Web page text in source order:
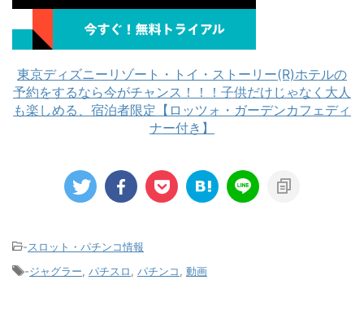
東京ディズニーリゾート・トイ・ストーリー(R)ホテルの
予約をするなら今がチャンス！！！子供だけじゃなく大人
も楽しめる、宿泊者限定【ロッツォ・ガーデンカフェディ
ナー付き】
-スロット・パチンコ情報
-ジャグラー, パチスロ, パチンコ, 動画